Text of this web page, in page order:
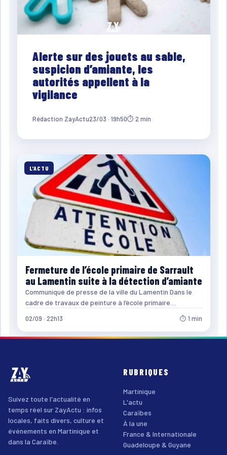
Alerte sur des jouets au sable,
suspicion d’amiante, les
autorités appellent à la
vigilance
Rédaction ZayActu23/03 · 19h50⏱ 2 min
L'ACTU
Fermeture de l’école primaire de Sarrault
au Lamentin suite à la détection d’amiante
Communiqué de presse de la ville du Lamentin Dans le
cadre de travaux de peinture à l’école primaire…
02/09 · 22h13 ⏱ 1 min
Suivez toute l'actualité en
temps réel sur ZayActu : infos
locales, faits divers, culture et
événements en Martinique et
dans la Caraïbe.
RUBRIQUES
Martinique
L'actu
Caraïbes
À la une
France & Internationale
Guadeloupe & Guyane